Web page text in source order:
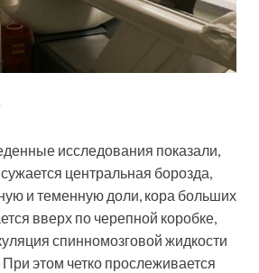
исследования показали,
центральная борозда,
и теменную доли, кора больших
вверх по черепной коробке,
спинномозговой жидкости
этом четко прослеживается